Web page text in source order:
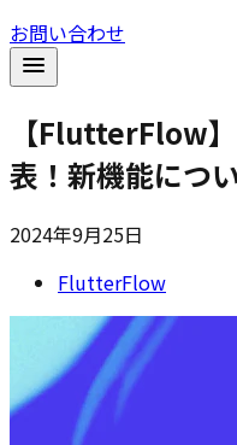
お問い合わせ
【FlutterFlow
表！新機能につ
2024年9月25日
FlutterFlow